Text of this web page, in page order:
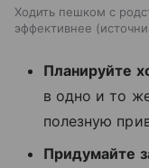
Ходить пешком с
эффективнее
Планируйте
в одно и то
полезную
Придумайте